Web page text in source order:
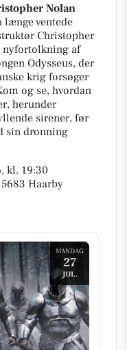
Nolan
længe ventede
Christopher
nyfortolkning af
Odysseus, der
krig forsøger
og se, hvordan
herunder
sirener, før
sin dronning
kl. 19:30
Haarby
MANDAG
27
JUL.